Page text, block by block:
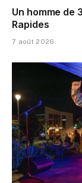
Un homme de
Rapides
7 août 2026